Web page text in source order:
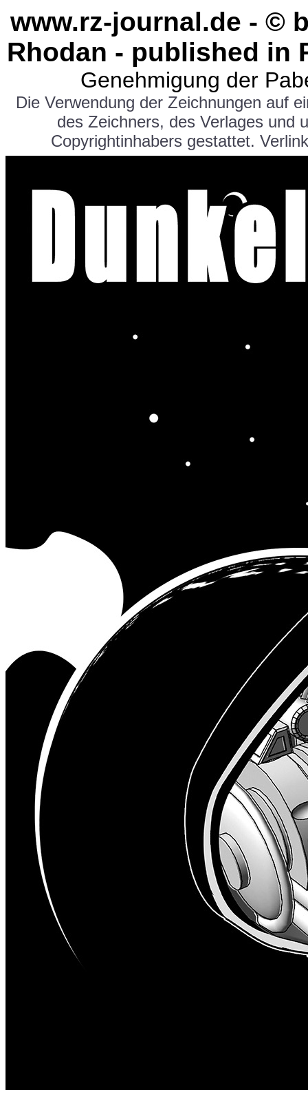
www.rz-journal.de - ©
Rhodan - published in
Genehmigung der
Die Verwendung der Zeichnungen auf
des Zeichners, des Verlages und
Copyrightinhabers gestattet.